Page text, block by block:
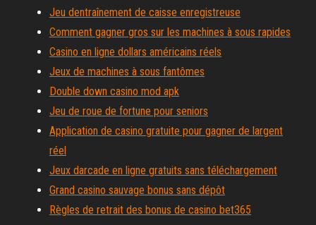
Jeu dentraînement de caisse enregistreuse
Comment gagner gros sur les machines à sous rapides
Casino en ligne dollars américains réels
Jeux de machines à sous fantômes
Double down casino mod apk
Jeu de roue de fortune pour seniors
Application de casino gratuite pour gagner de largent
réel
Jeux darcade en ligne gratuits sans téléchargement
Grand casino sauvage bonus sans dépôt
Règles de retrait des bonus de casino bet365